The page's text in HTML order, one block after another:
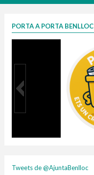
PORTA A PORTA BENLLOC
Tweets de @AjuntaBenlloc